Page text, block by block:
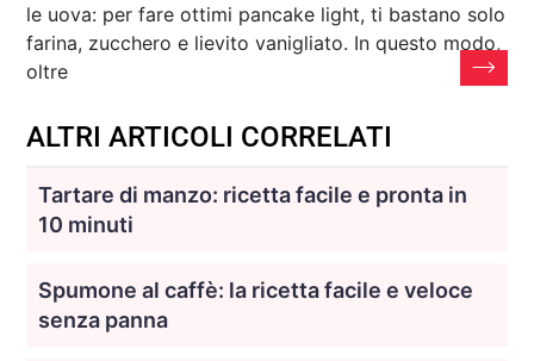
le uova: per fare ottimi pancake light, ti bastano solo
farina, zucchero e lievito vanigliato. In questo modo,
oltre
ALTRI ARTICOLI CORRELATI
Tartare di manzo: ricetta facile e pronta in
10 minuti
Spumone al caffè: la ricetta facile e veloce
senza panna